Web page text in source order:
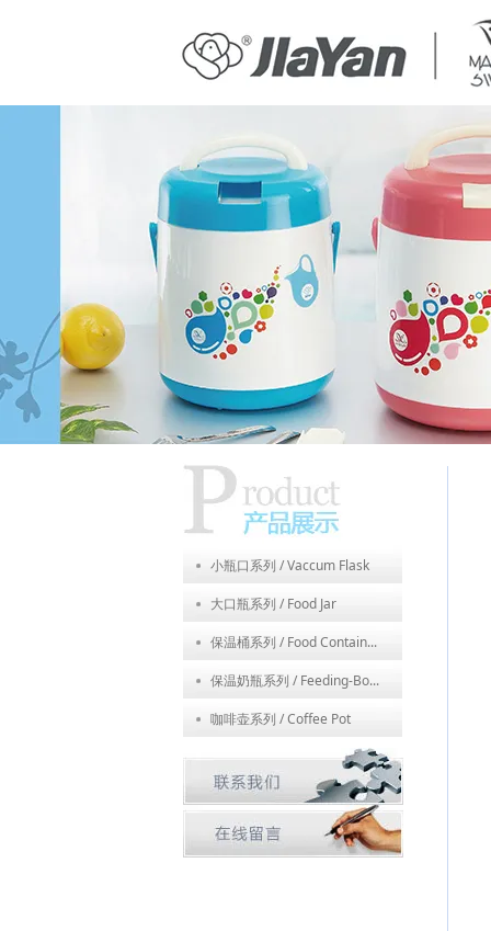
小瓶口系列 / Vaccum Flask
大口瓶系列 / Food Jar
保温桶系列 / Food Contain...
保温奶瓶系列 / Feeding-Bo...
咖啡壶系列 / Coffee Pot